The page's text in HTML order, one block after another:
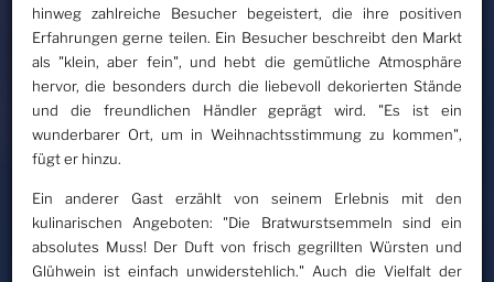
hinweg zahlreiche Besucher begeistert, die ihre positiven
Erfahrungen gerne teilen. Ein Besucher beschreibt den Markt
als "klein, aber fein", und hebt die gemütliche Atmosphäre
hervor, die besonders durch die liebevoll dekorierten Stände
und die freundlichen Händler geprägt wird. "Es ist ein
wunderbarer Ort, um in Weihnachtsstimmung zu kommen",
fügt er hinzu.
Ein anderer Gast erzählt von seinem Erlebnis mit den
kulinarischen Angeboten: "Die Bratwurstsemmeln sind ein
absolutes Muss! Der Duft von frisch gegrillten Würsten und
Glühwein ist einfach unwiderstehlich." Auch die Vielfalt der